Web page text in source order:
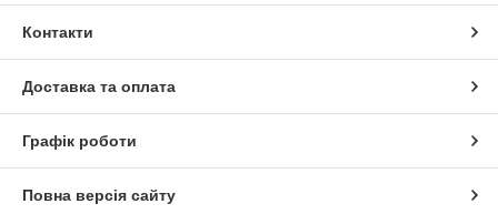
Контакти
Доставка та оплата
Графік роботи
Повна версія сайту